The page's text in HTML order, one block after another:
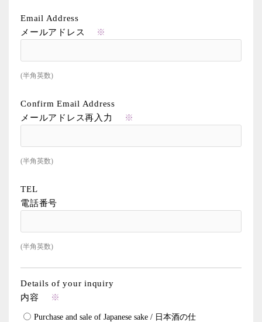
Email Address
メールアドレス
※
(半角英数)
Confirm Email Address
メールアドレス再入力
※
(半角英数)
TEL
電話番号
(半角英数)
Details of your inquiry
内容
※
Purchase and sale of Japanese sake / 日本酒の仕